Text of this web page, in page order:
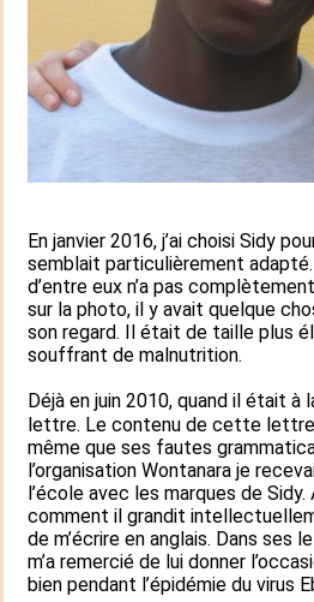
En janvier 2016, j’ai choisi Sidy
semblait particulièrement
d’entre eux n’a pas
sur la photo, il y avait quelque
son regard. Il était de taille plus
souffrant de malnutrition.
Déjà en juin 2010, quand il était à
lettre. Le contenu de cette
même que ses fautes
l’organisation Wontanara je
l’école avec les marques de
comment il grandit
de m’écrire en anglais. Dans ses
m’a remercié de lui donner
bien pendant l’épidémie du virus